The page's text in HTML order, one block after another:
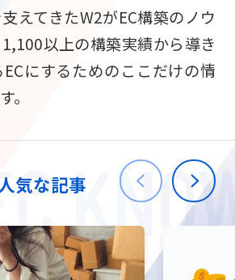
サイト構築
ブスク/定期通販
サイト構築
外進出・現地
W2
NEWS
ニュース
会社情報
TW
えてきたW2がEC構築のノウ
以上の構築実績から導き
にするためのここだけの情
。
気な記事